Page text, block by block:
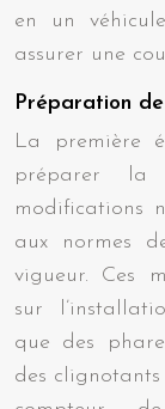
en un
assurer une
Préparation
La première
préparer la
modifications
aux normes
vigueur. Ces
sur
que des
des